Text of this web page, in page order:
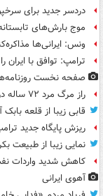
دردسر جدید برای
موج بارش‌های تابستانه در
ونس: ایرانی‌ها
ترامپ: توافق با
صفحه نخست روزنامه‌های
راز مرگ مرد ۷۲ ساله در تهرانپارس فاش شد
قابی زیبا از قلعه
ریزش پایگاه جدید
نمایی زیبا از طبیعت
کاهش شدید واردات
آهوی ایرانی